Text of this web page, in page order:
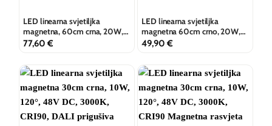
LED linearna svjetiljka
magnetna, 60cm crna, 20W,
120°, 48V DC, 3000K, CRI90,
77,60 €
LED linearna svjetiljka
magnetna 60cm crno, 20W,
120°, 48V DC, 3000K, CRI90
49,90 €